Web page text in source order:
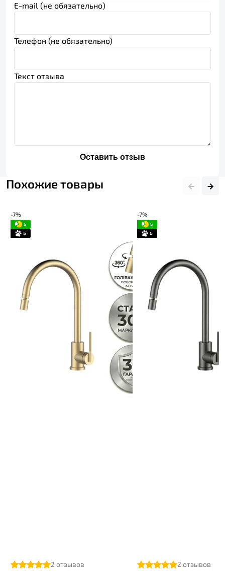
E-mail (не обязательно)
Телефон (не обязательно)
Текст отзыва
Оставить отзыв
Похожие товары
-7%
2 отзывов
-7%
2 отзывов